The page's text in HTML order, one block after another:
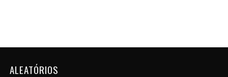
ALEATÓRIOS